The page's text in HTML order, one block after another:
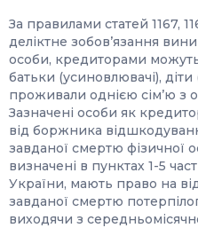
За правилами статей 1167,
деліктне зобов’язання
особи, кредиторами
батьки (усиновлювачі),
проживали однією сім’ю з
Зазначені особи як
від боржника
завданої смертю фізичної
визначені в пунктах 1-5
України, мають право на
завданої смертю
виходячи з